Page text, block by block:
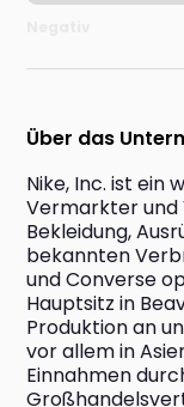
Über das
Nike, Inc. ist ein
Vermarkter und
Bekleidung,
bekannten
und Converse
Hauptsitz in
Produktion an
vor allem in
Einnahmen